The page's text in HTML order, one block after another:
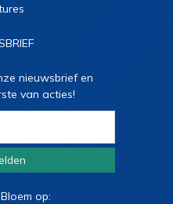
nieuwsbrief en
van acties!
op: